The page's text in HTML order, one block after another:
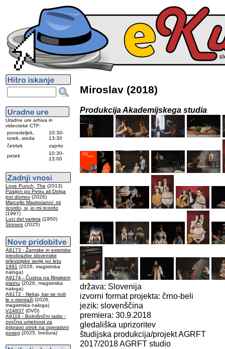
Uradne ure arhiva in
videoteke CTF:
ponedeljek,
torek, sreda
10:30-
13:30
četrtek
zaprto
petek
10:30-
13:00
Love Punch, The (2013)
Pasijon po Petru ali Dolga
pot domov (2026)
Marcello Mastroianni: mi
ricordo, si, io mi ricordo
(1997)
Luci del varieta (1950)
Sinners (2025)
A9173 - Žanrske in estetske
preobrazbe slovenske
televizijske serije po letu
1991 (2026, magistrska
naloga)
A9174 - Čustva na filmskem
platnu (2026, magistrska
naloga)
A9172 - Nekaj, kar se rodi
le v montaži (2026,
magistrska naloga)
V24837 (DVD)
A9116 - Bolnišnični radio -
zvočna umetnost za
pripravo otrok na operativni
poseg (2025, brošura)
Miroslav (2018)
Produkcija Akademijskega studia
država: Slovenija
izvorni format projekta: črno-beli
jezik: slovenščina
premiera: 30.9.2018
gledališka uprizoritev
študijska produkcija/projekt AGRFT
2017/2018 AGRFT studio